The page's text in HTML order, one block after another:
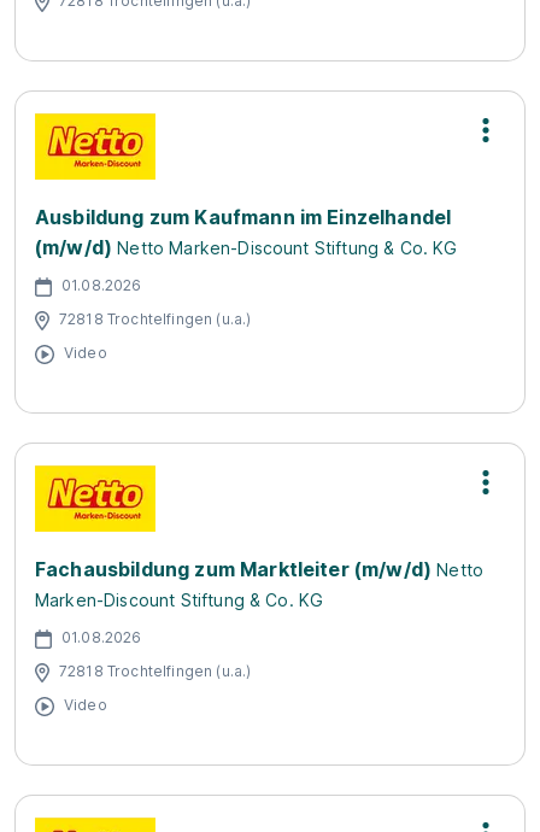
Ausbildung zum Kaufmann im Einzelhandel
(m/w/d) Netto Marken-Discount Stiftung & Co. KG
01.08.2026
72818 Trochtelfingen (u.a.)
Video
Fachausbildung zum Marktleiter (m/w/d) Netto
Marken-Discount Stiftung & Co. KG
01.08.2026
72818 Trochtelfingen (u.a.)
Video